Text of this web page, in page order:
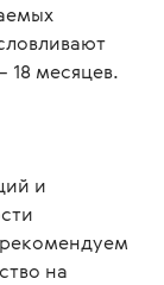
18 месяцев.
и
на